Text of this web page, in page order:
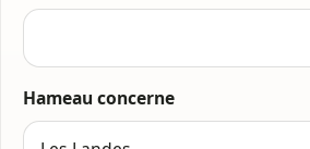
Hameau concerne